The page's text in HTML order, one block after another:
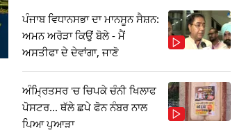
ਪੰਜਾਬ ਵਿਧਾਨਸਭਾ ਦਾ ਮਾਨਸੂਨ ਸੈਸ਼ਨ:
ਅਮਨ ਅਰੋੜਾ ਕਿਉਂ ਬੋਲੇ - ਮੈਂ
ਅਸਤੀਫਾ ਦੇ ਦੇਵਾਂਗਾ, ਜਾਣੋ
ਅੰਮ੍ਰਿਤਸਰ 'ਚ ਚਿਪਕੇ ਚੰਨੀ ਖਿਲਾਫ
ਪੋਸਟਰ... ਥੱਲੇ ਛਪੇ ਫੋਨ ਨੰਬਰ ਨਾਲ
ਪਿਆ ਪੁਆੜਾ